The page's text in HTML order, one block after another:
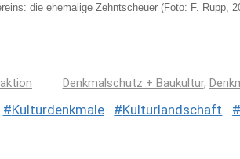
die ehemalige Zehntscheuer (Foto: F. Rupp,
Denkmalschutz + Baukultur,
Kulturdenkmale Kulturlandschaft